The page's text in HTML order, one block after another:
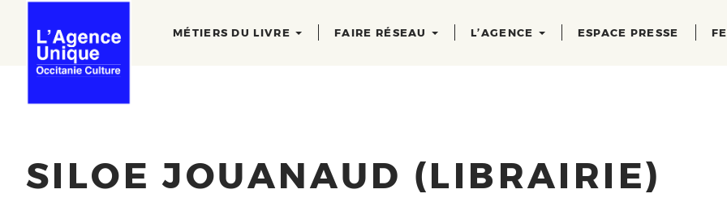
contenu
principal
navigation
MÉTIERS DU LIVRE FAIRE RÉSEAU L’AGENCE ESPACE PRESSE
SILOE JOUANAUD (LIBRAIRIE)